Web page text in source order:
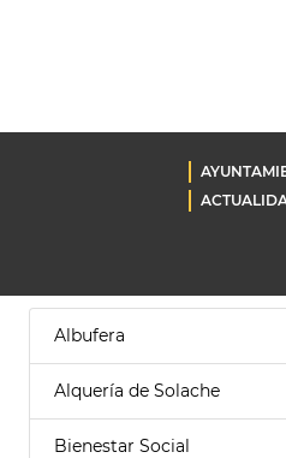
Albufera
Alquería de Solache
Bienestar Social